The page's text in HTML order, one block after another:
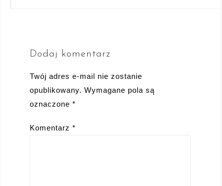
Dodaj komentarz
Twój adres e-mail nie zostanie
opublikowany. Wymagane pola są
oznaczone *
Komentarz *